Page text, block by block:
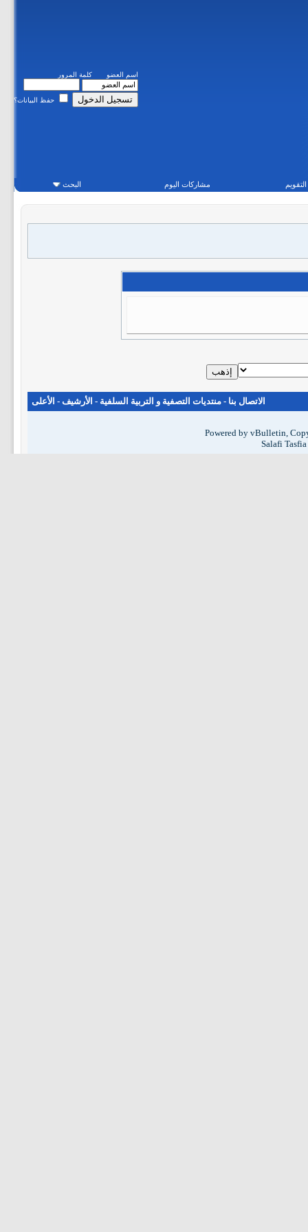
اسم العضو كلمة المرور
حفظ البيانات؟
التقويم مشاركات اليوم البحث
الاتصال بنا - منتديات التصفية و التربية السلفية - الأرشيف - الأعلى
Powered by vBulletin,
Salafi